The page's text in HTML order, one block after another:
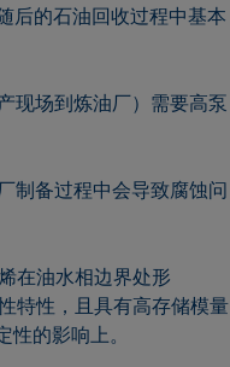
后的石油回收过程中基本
现场到炼油厂）需要高泵
制备过程中会导致腐蚀问
在油水相边界处形
特性，且具有高存储模量
的影响上。